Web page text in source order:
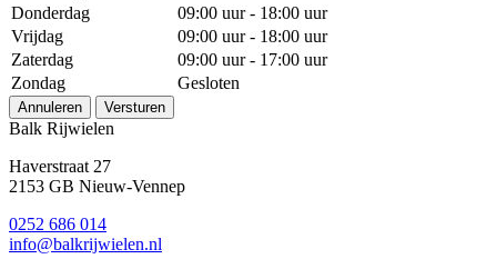
Donderdag
09:00 uur - 18:00 uur
Vrijdag
09:00 uur - 18:00 uur
Zaterdag
09:00 uur - 17:00 uur
Zondag
Gesloten
Annuleren Versturen
Balk Rijwielen
Haverstraat 27
2153 GB Nieuw-Vennep
0252 686 014
info@balkrijwielen.nl